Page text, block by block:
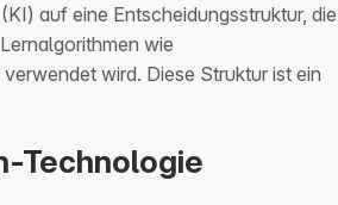
auf eine Entscheidungsstruktur, die
wie
wird. Diese Struktur ist ein
Technologie